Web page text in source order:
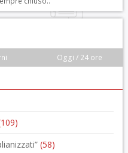
Oggi / 24 ore
(58)